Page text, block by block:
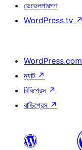
ডেভেলপারগণ
WordPress.tv ↗
WordPress.com
ম্যাট ↗
বিবিপ্রেস ↗
বাডিপ্রেস ↗